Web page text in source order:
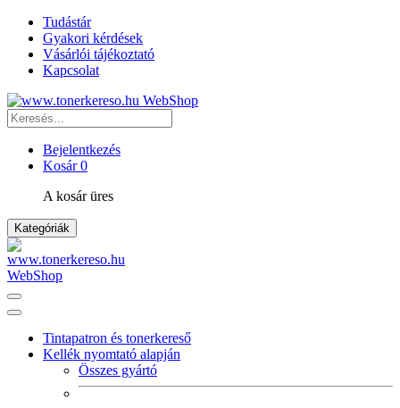
Tudástár
Gyakori kérdések
Vásárlói tájékoztató
Kapcsolat
Bejelentkezés
Kosár0
A kosár üres
Kategóriák
Tintapatron és tonerkereső
Kellék nyomtató alapján
Összes gyártó